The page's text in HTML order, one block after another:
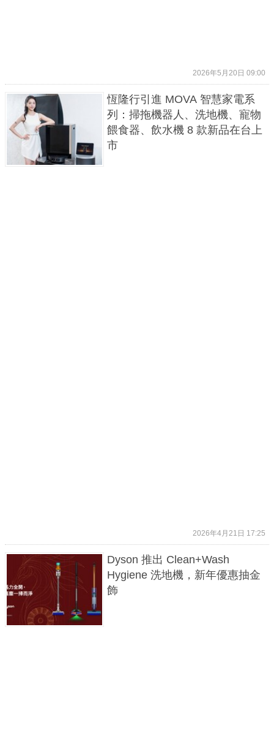
2026年5月20日 09:00
恆隆行引進 MOVA 智慧家電系
列：掃拖機器人、洗地機、寵物
餵食器、飲水機 8 款新品在台上
市
2026年4月21日 17:25
Dyson 推出 Clean+Wash
Hygiene 洗地機，新年優惠抽金
飾